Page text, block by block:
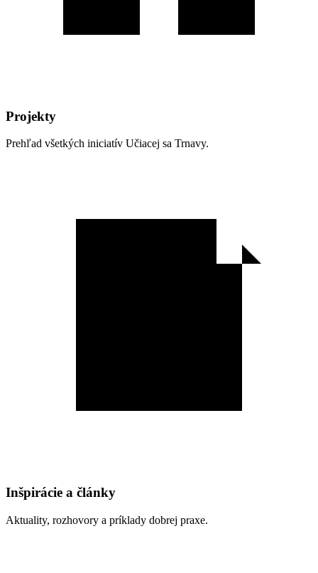
Projekty
Prehľad všetkých iniciatív Učiacej sa Trnavy.
Inšpirácie a články
Aktuality, rozhovory a príklady dobrej praxe.